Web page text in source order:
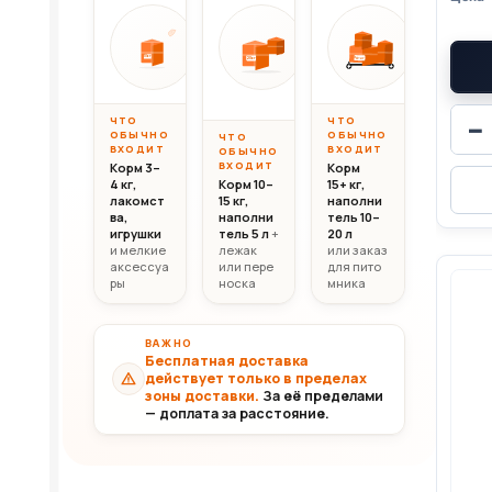
−
10кг
Вес до 10 кг
10 000 ₸
ЧТО
ОБЫЧНО
ВХОДИТ
Корм 3–
4 кг,
лакомст
ва,
игрушки
и мелкие
аксессуа
ры
20кг
Вес 10–20 кг
20 000 ₸
ЧТО
ОБЫЧНО
ВХОДИТ
Корм 10–
15 кг,
наполни
тель 5 л+
лежак
или пере
носка
30+кг
ЧТО
ОБЫЧНО
ВХОДИТ
Корм
15+ кг,
наполни
тель 10–
20 л
или заказ
для пито
мника
ВАЖНО
Бесплатная доставка
действует только в пределах
зоны доставки. За её пределами
— доплата за расстояние.